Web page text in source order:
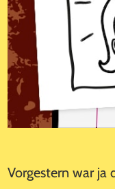
Vorgestern war ja